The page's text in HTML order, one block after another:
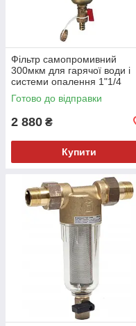
Фільтр самопромивний
300мкм для гарячої води і
системи опалення 1"1/4
Malgorani (Італія)
Готово до відправки
2 880 ₴
Купити